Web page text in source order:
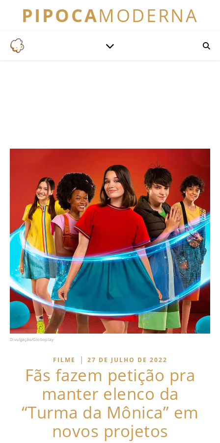
PIPOCAMODERNA
Divulgação/Globoplay
FILME | 27 DE JULHO DE 2022
Fãs fazem petição pra
manter elenco da
“Turma da Mônica” em
novos projetos